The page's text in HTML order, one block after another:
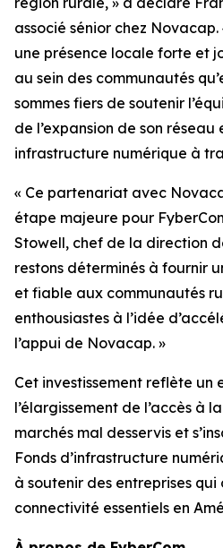
associé sénior chez
une présence locale forte et
au sein des communautés
sommes fiers de soutenir
de l’expansion de son réseau
infrastructure numérique à
« Ce partenariat avec
étape majeure pour
Stowell, chef de la direction
restons déterminés à fournir
et fiable aux communautés
enthousiastes à l’idée
l’appui de Novacap. »
Cet investissement reflète un
l’élargissement de l’accès à
marchés mal desservis et
Fonds d’infrastructure
à soutenir des entreprises
connectivité essentiels en